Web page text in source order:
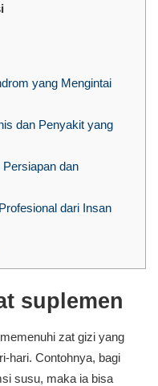
yang Mengintai
dan Penyakit yang
dan
dari Insan
suplemen
zat gizi yang
hari. Contohnya, bagi
susu, maka ia bisa